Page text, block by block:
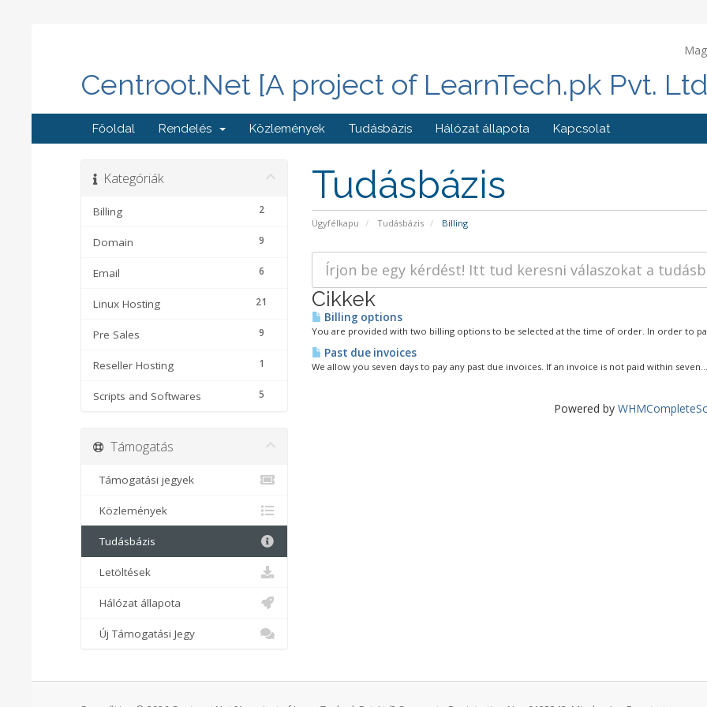
Centroot.Net [A project of LearnTech.pk Pvt.
Főoldal Rendelés Közlemények Tudásbázis Hálózat állapota Kapcsolat
Tudásbázis
Ügyfélkapu Tudásbázis Billing
Kategóriák
2
Billing
9
Domain
6
Email
21
Linux Hosting
9
Pre Sales
1
Reseller Hosting
5
Scripts and Softwares
Cikkek
Billing options
You are provided with two billing options to be selected at the time of order. In order to
Past due invoices
We allow you seven days to pay any past due invoices. If an invoice is not paid within seven...
Powered by
Támogatás
Támogatási jegyek
Közlemények
Tudásbázis
Letöltések
Hálózat állapota
Új Támogatási Jegy